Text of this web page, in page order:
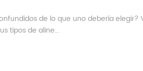
de lo que uno debería elegir?
tipos de aline...